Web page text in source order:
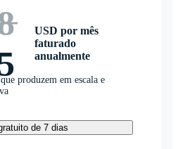
USD por mês
faturado
anualmente
produzem em escala e
de 7 dias